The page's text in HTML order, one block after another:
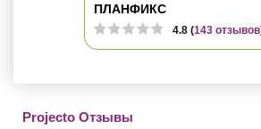
ПЛАНФИКС
4.8 (143 отзывов
Projecto Отзывы